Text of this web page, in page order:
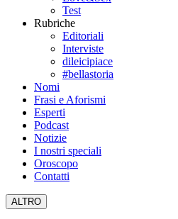
Test
Rubriche
Editoriali
Interviste
dileicipiace
#bellastoria
Nomi
Frasi e Aforismi
Esperti
Podcast
Notizie
I nostri speciali
Oroscopo
Contatti
ALTRO